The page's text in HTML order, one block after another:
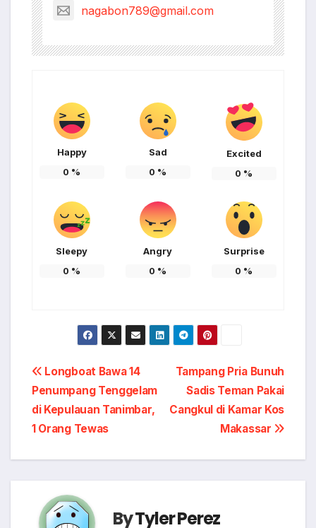
nagabon789@gmail.com
Happy
0 %
Sad
0 %
Excited
0 %
Sleepy
0 %
Angry
0 %
Surprise
0 %
Post
navigation
Tampang Pria Bunuh
Sadis Teman Pakai
Cangkul di Kamar Kos
Makassar
Longboat Bawa 14
Penumpang Tenggelam
di Kepulauan Tanimbar,
1 Orang Tewas
ByTyler Perez